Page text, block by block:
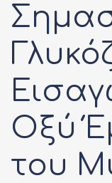
Οξύ
του